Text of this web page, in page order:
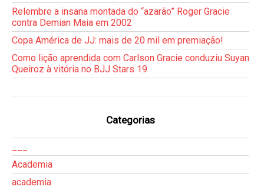
Relembre a insana montada do “azarão” Roger Gracie
contra Demian Maia em 2002
Copa América de JJ: mais de 20 mil em premiação!
Como lição aprendida com Carlson Gracie conduziu Suyan
Queiroz à vitória no BJJ Stars 19
Categorias
Academia
academia